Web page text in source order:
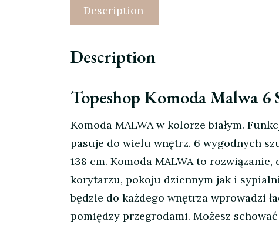
Description
Description
Topeshop Komoda Malwa 6
Komoda MALWA w kolorze białym.
pasuje do wielu wnętrz. 6 wygodnych
138 cm. Komoda MALWA to
korytarzu, pokoju dziennym jak i
będzie do każdego wnętrza wprowadzi
pomiędzy przegrodami. Możesz